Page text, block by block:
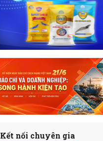
Kết nối chuyên gia